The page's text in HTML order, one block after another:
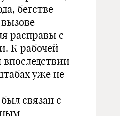
бегстве
расправы с
К рабочей
уже не
связан с